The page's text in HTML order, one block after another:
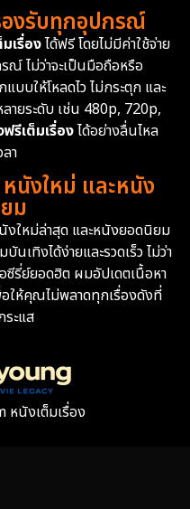
16
61
219
366
332
9
องรับทุกอุปกรณ์
เรื่องได้ฟรี โดยไม่มีค่าใช้จ่าย
ไม่ว่าจะเป็นมือถือหรือ
บให้โหลดไว ไม่กระตุก และ
ายระดับ เช่น 480p, 720p,
รีเต็มเรื่องได้อย่างลื่นไหล
า
นังใหม่ และหนัง
ม
งใหม่ล่าสุด และหนังยอดนิยม
นเทิงได้ง่ายและรวดเร็ว ไม่ว่า
รี่ย์ยอดฮิต ผมอัปเดตเนื้อหา
ให้คุณไม่พลาดทุกเรื่องดังที่
ะแส
นังเต็มเรื่อง